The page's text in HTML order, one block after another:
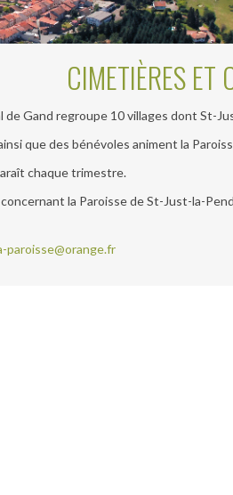
CIMETIÈRES ET
de Gand regroupe 10 villages dont St-
que des bénévoles animent la
chaque trimestre.
la Paroisse de St-Just-la-
paroisse@orange.fr